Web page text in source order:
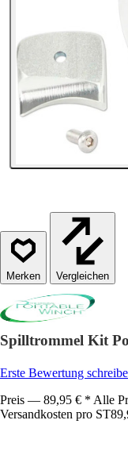
Vergleichen
Spilltrommel Kit
Erste Bewertung
Preis — 89,95 € * Alle
Versandkosten pro ST